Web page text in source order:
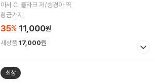
아서 C. 클라크 저/송경아 역
황금가지
35% 11,000원
새상품 17,000원
최상